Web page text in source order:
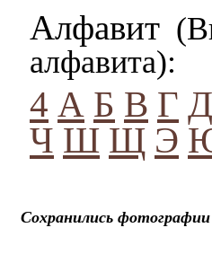
Алфавит
алфавита):
4 А Б В Г Д
Ч Ш Щ Э
Сохранились